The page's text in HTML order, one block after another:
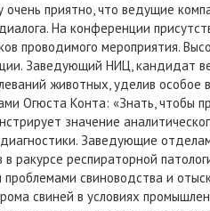
приятно, что ведущие
На конференции
проводимого мероприятия.
Заведующий НИЦ, кандидат
животных, уделив особое
Огюста Конта: «Знать, чтобы
значение
Заведующие
респираторной
свиноводства и
свиней в условиях